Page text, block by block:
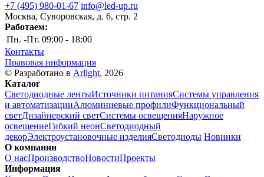
+7 (495) 980-01-67 info@led-up.ru
Москва, Суворовская, д. 6, стр. 2
Работаем:
Пн. -Пт. 09:00 - 18:00
Контакты
Правовая информация
© Разработано в Arlight, 2026
Каталог
Светодиодные лентыИсточники питанияСистемы управления
и автоматизацииАлюминиевые профилиФункциональный
светДизайнерский светСистемы освещенияНаружное
освещениеГибкий неонСветодиодный
декорЭлектроустановочные изделияСветодиоды Новинки
О компании
О насПроизводствоНовостиПроекты
Информация